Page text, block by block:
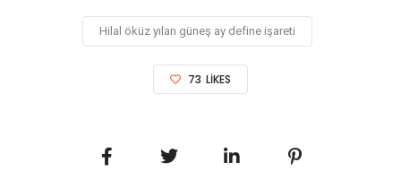
Hilal öküz yılan güneş ay define işareti
73 LIKES